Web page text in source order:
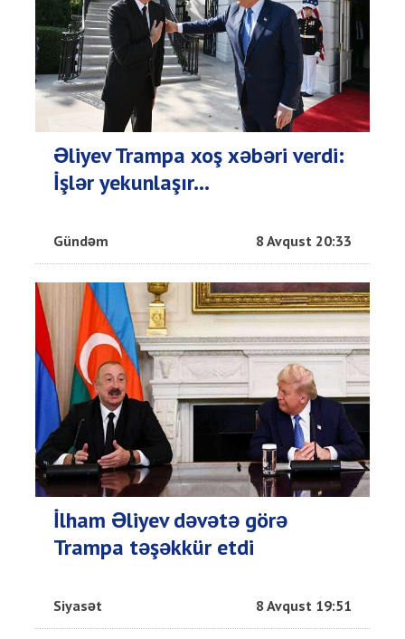
Əliyev Trampa xoş xəbəri verdi:
İşlər yekunlaşır...
Gündəm 8 Avqust 20:33
İlham Əliyev dəvətə görə
Trampa təşəkkür etdi
Siyasət 8 Avqust 19:51